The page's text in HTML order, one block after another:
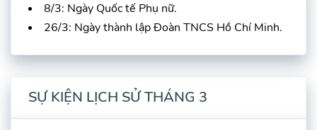
8/3: Ngày Quốc tế Phụ nữ.
26/3: Ngày thành lập Đoàn TNCS Hồ Chí Minh.
SỰ KIỆN LỊCH SỬ THÁNG 3